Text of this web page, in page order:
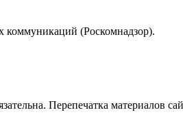
коммуникаций (Роскомнадзор).
Перепечатка материалов